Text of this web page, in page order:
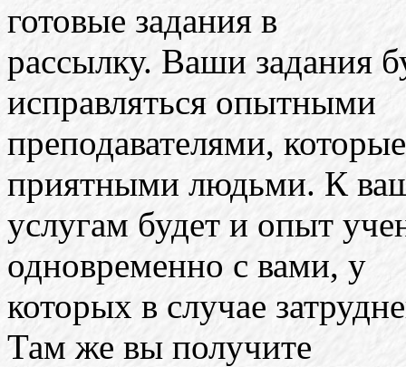
готовые задания в
рассылку. Ваши задания
исправляться опытными
преподавателями,
приятными людьми. К
услугам будет и опыт
одновременно с вами, у
которых в случае
Там же вы получите